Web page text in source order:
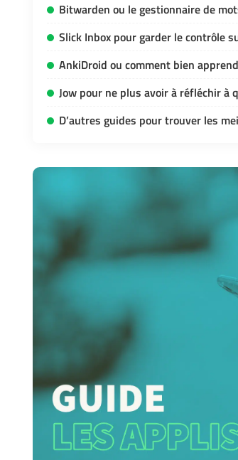
Bitwarden ou le gestionnaire de
Slick Inbox pour garder le contrôle
AnkiDroid ou comment bien
Jow pour ne plus avoir à réfléchir à
D’autres guides pour trouver les